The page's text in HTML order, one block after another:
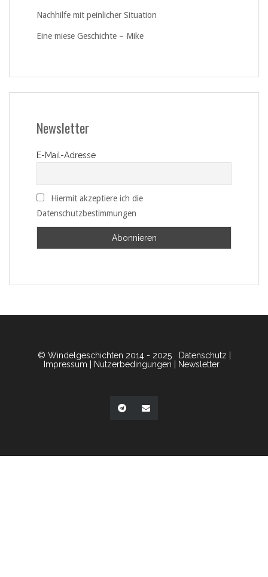
Nachhilfe mit peinlicher Situation
Eine miese Geschichte – Mike
Newsletter
E-Mail-Adresse
Hiermit akzeptiere ich die
Datenschutzbestimmungen
© Windelgeschichten 2014 - 2025 Datenschutz
Impressum
Nutzerbedingungen Newsletter